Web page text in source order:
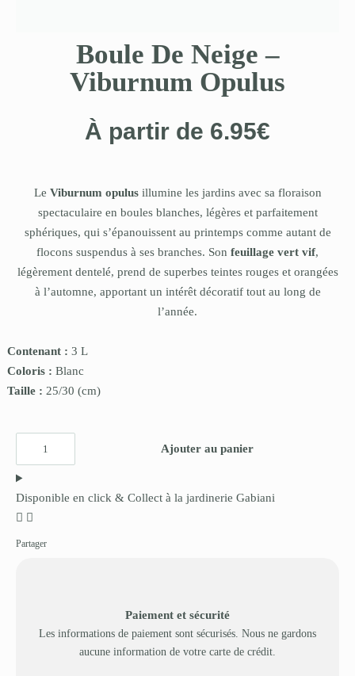
Boule De Neige –
Viburnum Opulus
À partir de 6.95€
Le Viburnum opulusillumine les jardins avec sa floraison
spectaculaire en boules blanches, légères et parfaitement
sphériques, qui s’épanouissent au printemps comme autant de
flocons suspendus à ses branches. Son feuillage vert vif,
légèrement dentelé, prend de superbes teintes rouges et orangées
à l’automne, apportant un intérêt décoratif tout au long de
l’année.
Contenant : 3 L
Coloris : Blanc
Taille : 25/30 (cm)
Ajouter au panier
Disponible en click & Collect à la jardinerie Gabiani
Partager
Paiement et sécurité
Les informations de paiement sont sécurisés. Nous ne gardons
aucune information de votre carte de crédit.